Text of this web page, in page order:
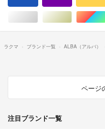
シルバー/銀色系ゴールド/金
ラクマ ブランド一覧 ALBA（アルバ）
ページ
注目ブランド一覧